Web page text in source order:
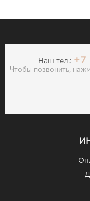
Наш тел.: +7
Чтобы позвонить,